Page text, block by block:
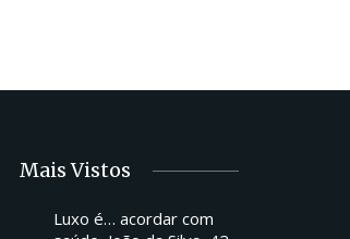
Mais Vistos
Luxo é… acordar com